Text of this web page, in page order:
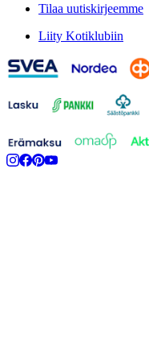
Tilaa uutiskirjeemme
Liity Kotiklubiin